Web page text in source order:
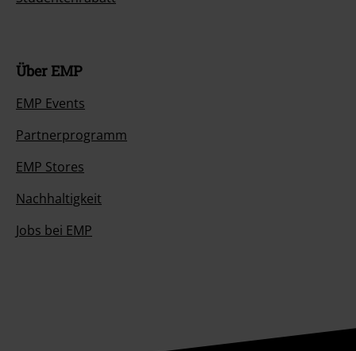
Über EMP
EMP Events
Partnerprogramm
EMP Stores
Nachhaltigkeit
Jobs bei EMP